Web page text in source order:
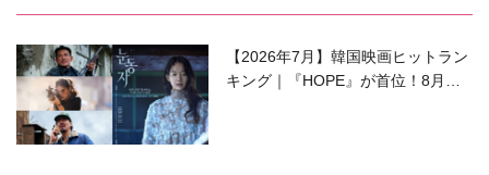
【2026年7月】韓国映画ヒットラン
キング｜『HOPE』が首位！8月公